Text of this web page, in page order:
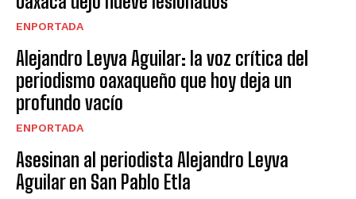
ENPORTADA
Alejandro Leyva Aguilar: la voz crítica del
periodismo oaxaqueño que hoy deja un
profundo vacío
ENPORTADA
Asesinan al periodista Alejandro Leyva
Aguilar en San Pablo Etla